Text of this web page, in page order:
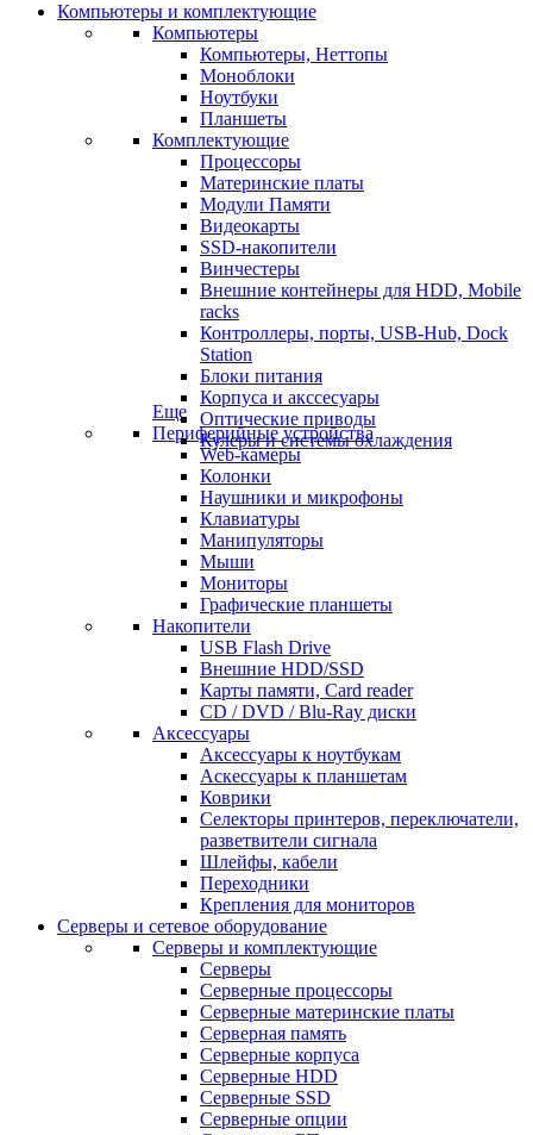
Компьютеры и комплектующие
Компьютеры
Компьютеры, Неттопы
Моноблоки
Ноутбуки
Планшеты
Комплектующие
Процессоры
Материнские платы
Модули Памяти
Видеокарты
SSD-накопители
Винчестеры
Внешние контейнеры для HDD, Mobile
racks
Контроллеры, порты, USB-Hub, Dock
Station
Блоки питания
Корпуса и акссесуары
Оптические приводы
Кулеры и системы охлаждения
Еще
Периферийные устройства
Web-камеры
Колонки
Наушники и микрофоны
Клавиатуры
Манипуляторы
Мыши
Мониторы
Графические планшеты
Накопители
USB Flash Drive
Внешние HDD/SSD
Карты памяти, Card reader
CD / DVD / Blu-Ray диски
Аксессуары
Аксессуары к ноутбукам
Аскессуары к планшетам
Коврики
Селекторы принтеров, переключатели,
разветвители сигнала
Шлейфы, кабели
Переходники
Крепления для мониторов
Серверы и сетевое оборудование
Серверы и комплектующие
Серверы
Серверные процессоры
Серверные материнские платы
Серверная память
Серверные корпуса
Серверные HDD
Серверные SSD
Серверные опции